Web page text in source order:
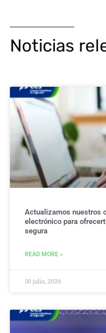
Noticias
Actualizamos nuestros
electrónico para
segura
READ MORE »
30 julio, 2026